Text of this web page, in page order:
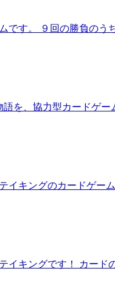
です。 ９回の勝負の
を、協力型カードゲ
イキングのカードゲ
イキングです！ カー